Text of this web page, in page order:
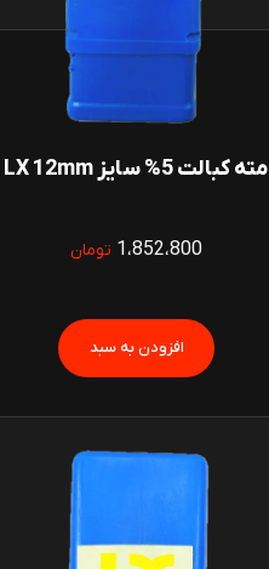
مته کبالت 5% سایز LX 12mm
1،852،800 تومان